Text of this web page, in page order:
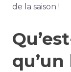
de la saison !